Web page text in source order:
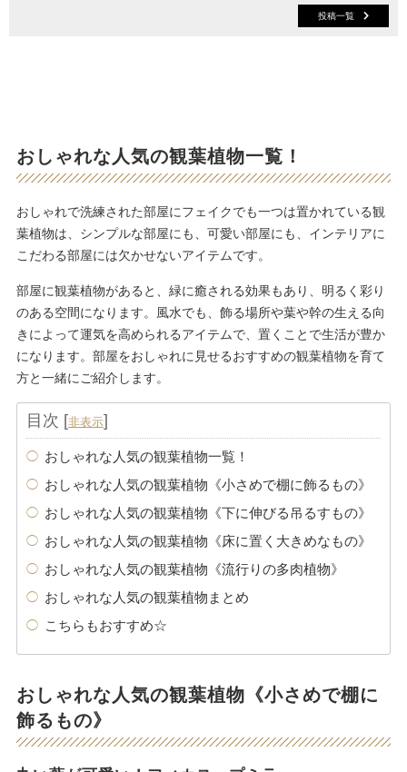
投稿一覧
おしゃれな人気の観葉植物一覧！
おしゃれで洗練された部屋にフェイクでも一つは置かれている観
葉植物は、シンプルな部屋にも、可愛い部屋にも、インテリアに
こだわる部屋には欠かせないアイテムです。
部屋に観葉植物があると、緑に癒される効果もあり、明るく彩り
のある空間になります。風水でも、飾る場所や葉や幹の生える向
きによって運気を高められるアイテムで、置くことで生活が豊か
になります。部屋をおしゃれに見せるおすすめの観葉植物を育て
方と一緒にご紹介します。
目次 [非表示]
おしゃれな人気の観葉植物一覧！
おしゃれな人気の観葉植物《小さめで棚に飾るもの》
おしゃれな人気の観葉植物《下に伸びる吊るすもの》
おしゃれな人気の観葉植物《床に置く大きめなもの》
おしゃれな人気の観葉植物《流行りの多肉植物》
おしゃれな人気の観葉植物まとめ
こちらもおすすめ☆
おしゃれな人気の観葉植物《小さめで棚に
飾るもの》